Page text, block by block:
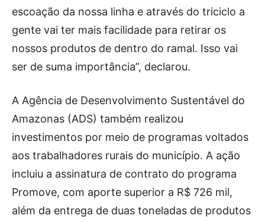
escoação da nossa linha e através do triciclo a
gente vai ter mais facilidade para retirar os
nossos produtos de dentro do ramal. Isso vai
ser de suma importância”, declarou.
A Agência de Desenvolvimento Sustentável do
Amazonas (ADS) também realizou
investimentos por meio de programas voltados
aos trabalhadores rurais do município. A ação
incluiu a assinatura de contrato do programa
Promove, com aporte superior a R$ 726 mil,
além da entrega de duas toneladas de produtos